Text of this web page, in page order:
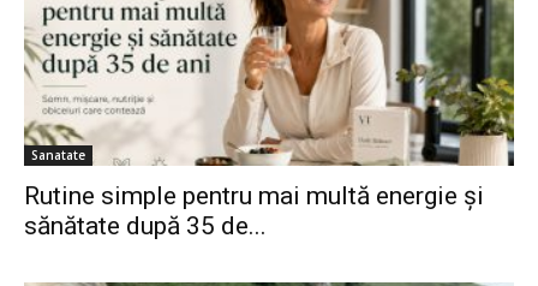
Sanatate
Rutine simple pentru mai multă energie și
sănătate după 35 de...